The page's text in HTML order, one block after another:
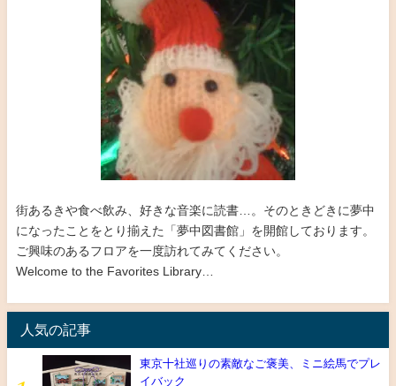
街あるきや食べ飲み、好きな音楽に読書…。そのときどきに夢中
になったことをとり揃えた「夢中図書館」を開館しております。
ご興味のあるフロアを一度訪れてみてください。
Welcome to the Favorites Library…
人気の記事
東京十社巡りの素敵なご褒美、ミニ絵馬でプレ
イバック